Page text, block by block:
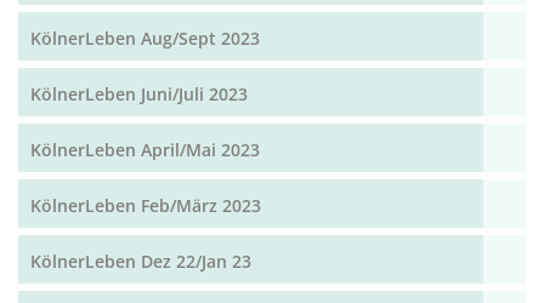
KölnerLeben Aug/Sept 2023
KölnerLeben Juni/Juli 2023
KölnerLeben April/Mai 2023
KölnerLeben Feb/März 2023
KölnerLeben Dez 22/Jan 23